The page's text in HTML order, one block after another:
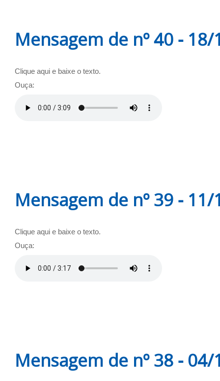
Mensagem de nº 40 -
Clique aqui e baixe o texto.
Ouça:
Mensagem de nº 39 -
Clique aqui e baixe o texto.
Ouça:
Mensagem de nº 38 -